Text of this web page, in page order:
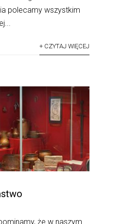
polecamy wszystkim
+ CZYTAJ WIĘCEJ
że w naszym